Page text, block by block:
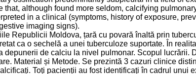
that, although found more seldom, calcifying
in a clinical (symptoms, history of exposure,
imaging signs).
Republicii Moldova, țară cu povară înaltă prin
ca o sechelă a unei tuberculoze suportate. În
depunerii de calciu la nivel pulmonar. Scopul lucrării.
Material și Metode. Se prezintă 3 cazuri clinice
Toți pacienții au fost identificați în cadrul unui